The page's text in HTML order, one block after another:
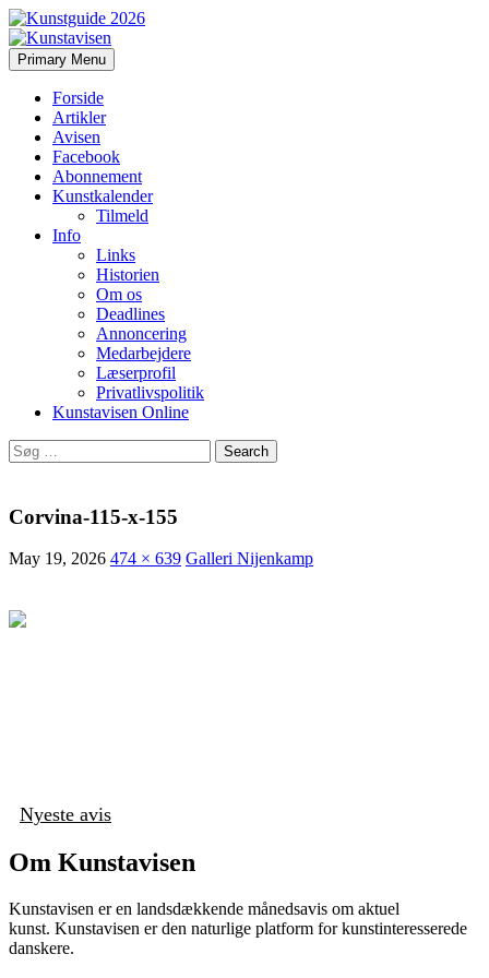
Kunstavisen
Search
Primary Menu Skip
to
Forside
Artikler
Avisen
Facebook
Abonnement
Kunstkalender
Tilmeld
Info
Links
Historien
Om os
Deadlines
Annoncering
Medarbejdere
Læserprofil
Privatlivspolitik
Kunstavisen Online
Search
for:
Corvina-115-x-155
May 19, 2026 474 × 639 Galleri Nijenkamp
Nyeste avis
Om Kunstavisen
Kunstavisen er en landsdækkende månedsavis om aktuel
kunst. Kunstavisen er den naturlige platform for kunstinteresserede
danskere.